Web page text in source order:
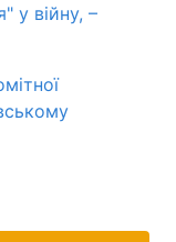
у війну, –